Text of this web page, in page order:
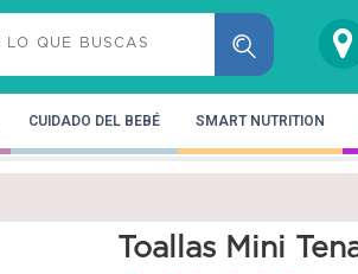
CUIDADO DEL BEBÉ SMART NUTRITION
Toallas Mini